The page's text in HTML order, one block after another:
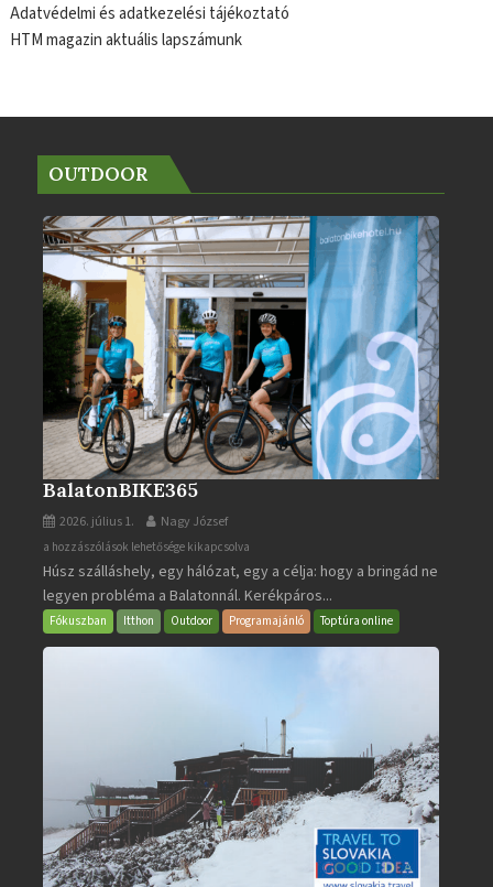
Adatvédelmi és adatkezelési tájékoztató
HTM magazin aktuális lapszámunk
OUTDOOR
BalatonBIKE365
2026. július 1. Nagy József
BalatonBIKE365
bejegyzéshez
a hozzászólások lehetősége kikapcsolva
Húsz szálláshely, egy hálózat, egy a célja: hogy a bringád ne
legyen probléma a Balatonnál. Kerékpáros...
Fókuszban Itthon Outdoor Programajánló Toptúra online